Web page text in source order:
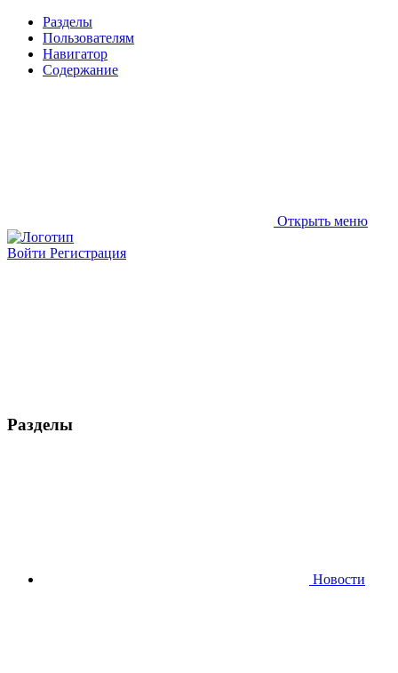
Разделы
Пользователям
Навигатор
Содержание
Открыть меню
Войти Регистрация
Разделы
Новости